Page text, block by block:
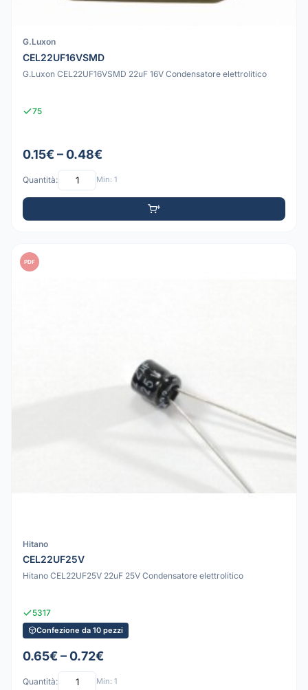
G.Luxon
CEL22UF16VSMD
G.Luxon CEL22UF16VSMD 22uF 16V Condensatore elettrolitico
75
0.15€ – 0.48€
Quantità: Min: 1
PDF
Hitano
CEL22UF25V
Hitano CEL22UF25V 22uF 25V Condensatore elettrolitico
5317
Confezione da 10 pezzi
0.65€ – 0.72€
Quantità: Min: 1